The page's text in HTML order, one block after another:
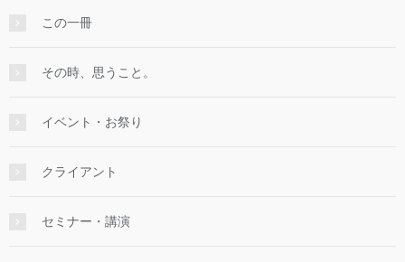
この一冊
その時、思うこと。
イベント・お祭り
クライアント
セミナー・講演